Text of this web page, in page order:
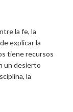
la fe, la
explicar la
tiene recursos
un desierto
la